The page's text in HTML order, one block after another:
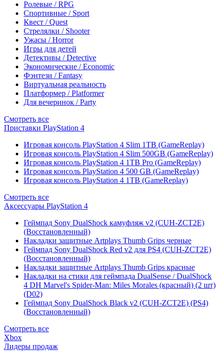
Ролевые / RPG
Спортивные / Sport
Квест / Quest
Стрелялки / Shooter
Ужасы / Horror
Игры для детей
Детективы / Detective
Экономические / Economic
Фэнтези / Fantasy
Виртуальная реальность
Платформер / Platformer
Для вечеринок / Party
Смотреть все
Приставки PlayStation 4
Игровая консоль PlayStation 4 Slim 1TB (GameReplay)
Игровая консоль PlayStation 4 Slim 500GB (GameReplay)
Игровая консоль PlayStation 4 1TB Pro (GameReplay)
Игровая консоль PlayStation 4 500 GB (GameReplay)
Игровая консоль PlayStation 4 1TB (GameReplay)
Смотреть все
Аксессуары PlayStation 4
Геймпад Sony DualShock камуфляж v2 (CUH-ZCT2E)
(Восстановленный)
Накладки защитные Artplays Thumb Grips черные
Геймпад Sony DualShock Red v2 для PS4 (CUH-ZCT2E)
(Восстановленный)
Накладки защитные Artplays Thumb Grips красные
Накладки на стики для геймпада DualSense / DualShock
4 DH Marvel's Spider-Man: Miles Morales (красный) (2 шт)
(D02)
Геймпад Sony DualShock Black v2 (CUH-ZCT2E) (PS4)
(Восстановленный)
Смотреть все
Xbox
Лидеры продаж